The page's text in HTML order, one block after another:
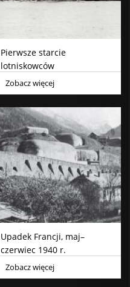
Pierwsze starcie
lotniskowców
Zobacz więcej
Upadek Francji, maj–
czerwiec 1940 r.
Zobacz więcej